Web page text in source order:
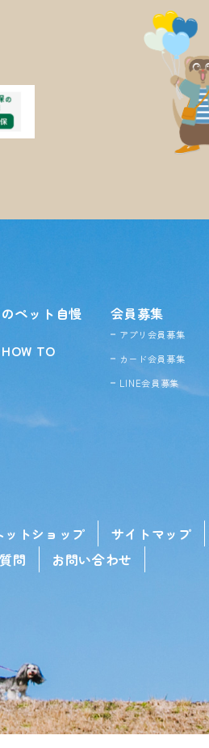
ペット自慢
TO
会員募集
アプリ会員募集
カード会員募集
LINE会員募集
ットショップ
サイトマップ
問 お問い合わせ